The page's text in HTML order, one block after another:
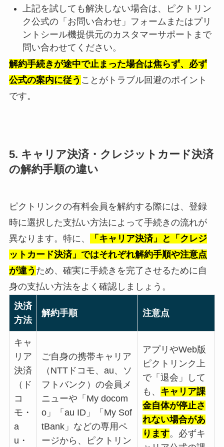
上記を試しても解決しない場合は、ピクトリン
ク公式の「お問い合わせ」フォームまたはプリ
ントシール機提供元のカスタマーサポートまで
問い合わせてください。
解約手続きが途中で止まった場合は焦らず、必ず
公式の案内に従う ことがトラブル回避のポイント
です。
5. キャリア決済・クレジットカード決済
の解約手順の違い
ピクトリンクの有料会員を解約する際には、登録
時に選択した支払い方法によって手続きの流れが
異なります。特に、
「キャリア決済」と「クレジ
ットカード決済」ではそれぞれ解約手順や注意点
が違う ため、確実に手続きを完了させるために自
身の支払い方法をよく確認しましょう。
決済
方法
解約手順 注意点
キャ
リア
決済
（ド
コ
モ・
a
u・
ご自身の携帯キャリア
（NTTドコモ、au、ソ
フトバンク）の会員メ
ニューや「My docom
o」「au ID」「My Sof
tBank」などの専用ペ
ージから、ピクトリン
アプリやWeb版
ピクトリンク上
で「退会」して
も、 キャリア課
金自体が停止さ
れない場合があ
ります。必ずキ